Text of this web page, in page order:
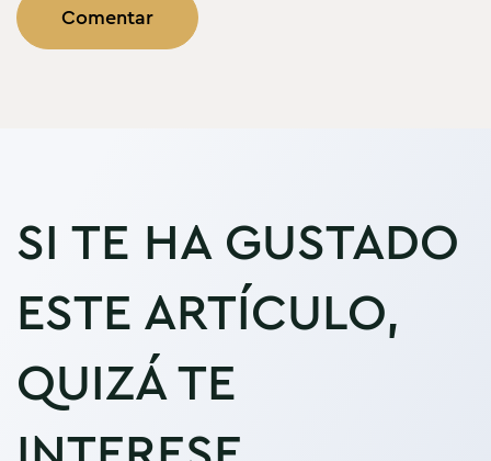
SI TE HA GUSTADO
ESTE ARTÍCULO,
QUIZÁ TE